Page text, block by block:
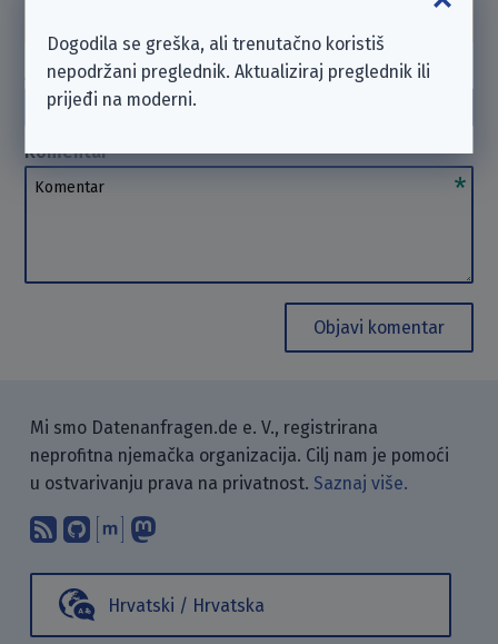
Autor(opcionalno)
Autor
Komentar
Komentar
Objavi komentar
Mi smo Datenanfragen.de e. V., registrirana
neprofitna njemačka organizacija. Cilj nam je pomoći
u ostvarivanju prava na privatnost. Saznaj više.
Pretplati se na naš blog koristeći
Pronađi nas na GitHubu.
Raspravljaj s nama putem
Hrvatski / Hrvatska
Dogodila se greška, ali trenutačno koristiš
nepodržani preglednik. Aktualiziraj preglednik ili
prijeđi na moderni.